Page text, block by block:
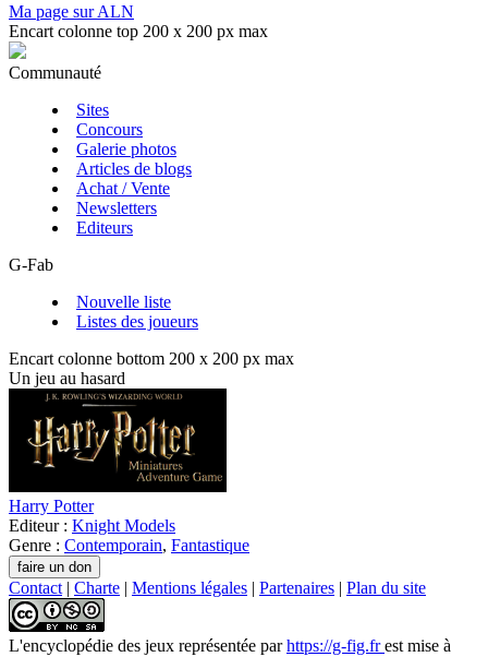
Ma page sur ALN
Encart colonne top 200 x 200 px max
Communauté
Sites
Concours
Galerie photos
Articles de blogs
Achat / Vente
Newsletters
Editeurs
G-Fab
Nouvelle liste
Listes des joueurs
Encart colonne bottom 200 x 200 px max
Un jeu au hasard
Harry Potter
Editeur : Knight Models
Genre : Contemporain, Fantastique
Contact | Charte | Mentions légales | Partenaires | Plan du site
L'encyclopédie des jeux représentée parhttps://g-fig.frest mise à